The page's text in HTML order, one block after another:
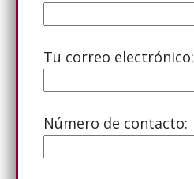
Tu correo electrónico:
Número de contacto: